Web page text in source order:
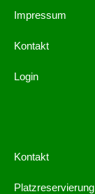
Impressum
Kontakt
Login
Kontakt
Platzreservierung